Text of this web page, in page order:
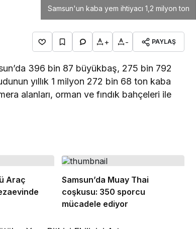
Samsun'un kaba yem ihtiyacı 1,2 milyon ton
+ - PAYLAŞ
396 bin 87 büyükbaş, 275 bin 792
yıllık 1 milyon 272 bin 68 ton kaba
alanları, orman ve fındık bahçeleri ile
Araç
Samsun’da Muay Thai
coşkusu: 350 sporcu
mücadele ediyor